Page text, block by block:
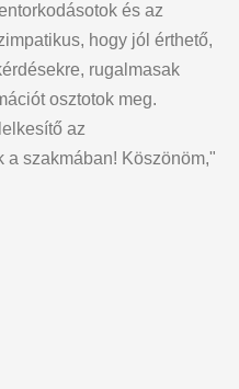
és az
hogy jól érthető,
rugalmasak
osztotok meg.
az
a szakmában! Köszönöm,"